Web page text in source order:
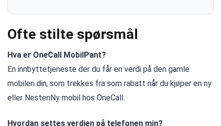
Ofte stilte spørsmål
Hva er OneCall MobilPant?
En innbyttetjeneste der du får en verdi på den gamle
mobilen din, som trekkes fra som rabatt når du kjøper en ny
eller NestenNy mobil hos OneCall.
Hvordan settes verdien på telefonen min?